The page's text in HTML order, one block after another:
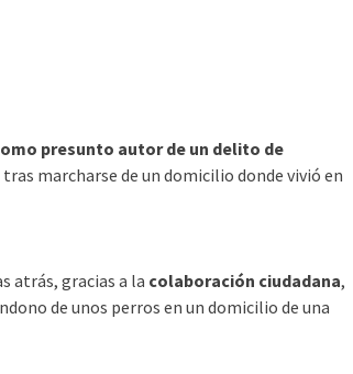
presunto autor de un delito de
marcharse de un domicilio donde vivió en
atrás, gracias a la colaboración ciudadana,
de unos perros en un domicilio de una